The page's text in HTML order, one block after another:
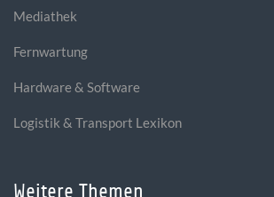
Mediathek
Fernwartung
Hardware & Software
Logistik & Transport Lexikon
Weitere Themen